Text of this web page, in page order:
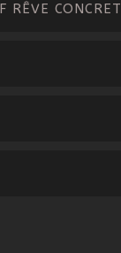
RÊVE CONCRET